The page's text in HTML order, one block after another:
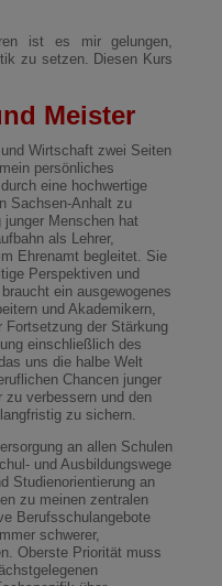
ist es mir gelungen,
zu setzen. Diesen Kurs
Meister
Wirtschaft zwei Seiten
persönliches
eine hochwertige
Sachsen-Anhalt zu
Menschen hat
als Lehrer,
Ehrenamt begleitet. Sie
Perspektiven und
ein ausgewogenes
und Akademikern,
Fortsetzung der Stärkung
einschließlich des
uns die halbe Welt
Chancen junger
zu verbessern und den
zu sichern.
an allen Schulen
und Ausbildungswege
Studienorientierung an
zu meinen zentralen
Berufsschulangebote
schwerer,
Oberste Priorität muss